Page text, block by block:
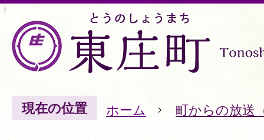
現在の位置 ホーム 町からの放送